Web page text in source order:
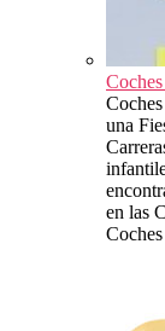
una
en las